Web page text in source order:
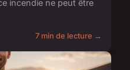
incendie ne peut être
7 min de lecture →